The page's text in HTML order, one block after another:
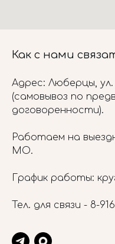
Как с нами
Адрес: Люберцы, ул.
(самовывоз по
договоренности).
Работаем на
МО.
График работы:
Тел. для связи - 8-